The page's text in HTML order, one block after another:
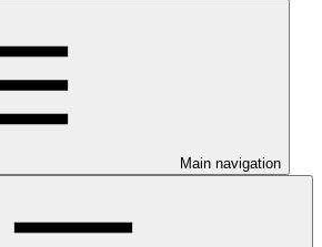
Main navigation